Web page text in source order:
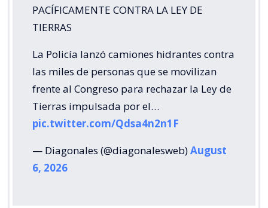
PACÍFICAMENTE CONTRA LA LEY DE
TIERRAS
La Policía lanzó camiones hidrantes contra
las miles de personas que se movilizan
frente al Congreso para rechazar la Ley de
Tierras impulsada por el…
pic.twitter.com/Qdsa4n2n1F
— Diagonales (@diagonalesweb)August
6, 2026